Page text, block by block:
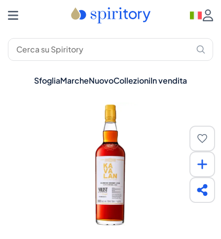
SfogliaMarcheNuovoCollezioniIn vendita